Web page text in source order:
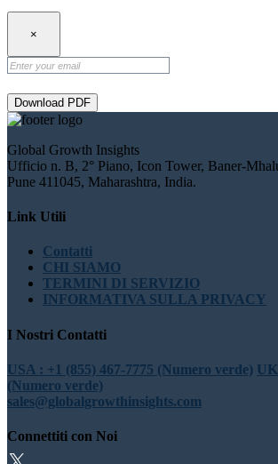
×
Download PDF
Global Growth Insights
Ufficio n. B, 2° Piano, Icon Tower, Baner-
Pune 411045, Maharashtra, India.
Link Utili
Contatti
CHI SIAMO
TERMINI DI SERVIZIO
INFORMATIVA SULLA PRIVACY
I Nostri Contatti
USA : +1 (855) 467-7775 (Numero verde)
(Numero verde)
sales@globalgrowthinsights.com
Connettiti con Noi